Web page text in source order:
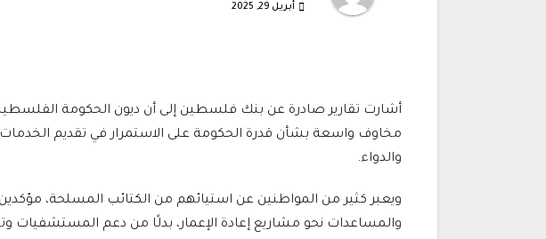
أبريل 29, 2025
أشارت تقارير صادرة عن بنك فلسطين إلى أن ديون الحكومة
مخاوف واسعة بشأن قدرة الحكومة على الاستمرار في تقديم
والدواء.
ويعبر كثير من المواطنين عن استيائهم من الكتائب المسلحة، مؤكدين
والمساعدات نحو مشاريع إعادة الإعمار، بدلًا من دعم المستشفيات